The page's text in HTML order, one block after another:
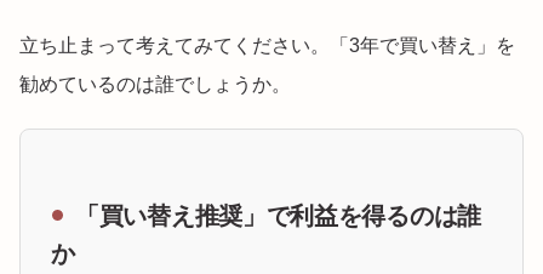
立ち止まって考えてみてください。「3年で買い替え」を
勧めているのは誰でしょうか。
「買い替え推奨」で利益を得るのは誰
か